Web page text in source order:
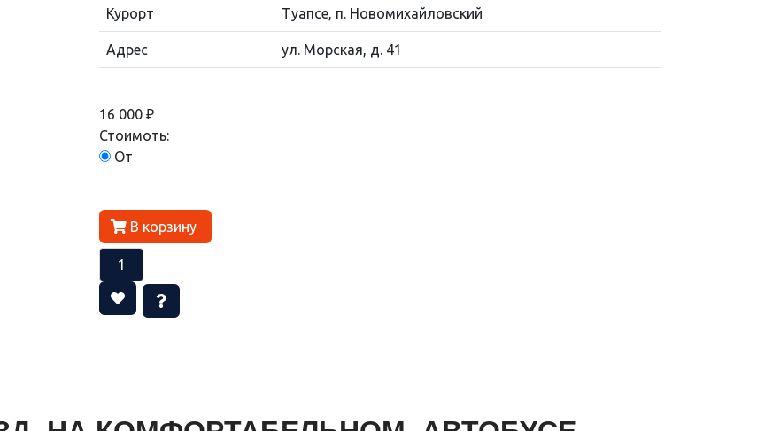
Курорт Туапсе, п. Новомихайловский
Адрес ул. Морская, д. 41
16 000 ₽
Стоимоть:
От
В корзину